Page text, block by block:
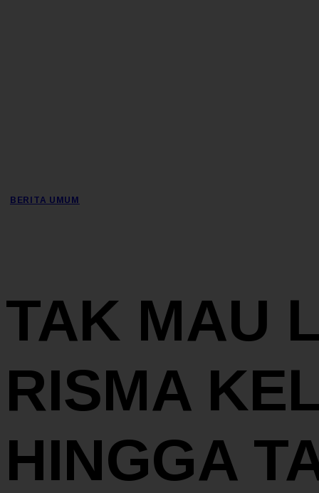
BERITA UMUM
TAK MAU
RISMA
HINGGA